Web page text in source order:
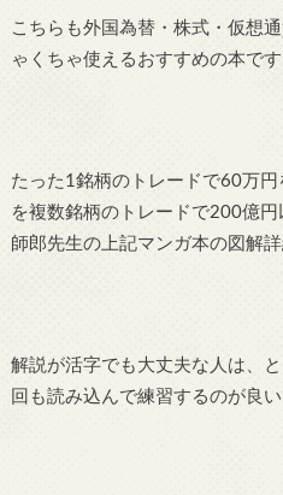
こちらも外国為替・株式・仮想
ゃくちゃ使えるおすすめの本です
たった1銘柄のトレードで60万
を複数銘柄のトレードで200億
師郎先生の上記マンガ本の図解
解説が活字でも大丈夫な人は、
回も読み込んで練習するのが良い